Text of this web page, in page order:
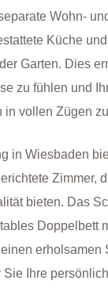
Wohn-
Küche
Garten. Dies
zu fühlen und
in vollen Zügen
in Wiesbaden
Zimmer,
bieten. Das
Doppelbett
erholsamen
Sie Ihre